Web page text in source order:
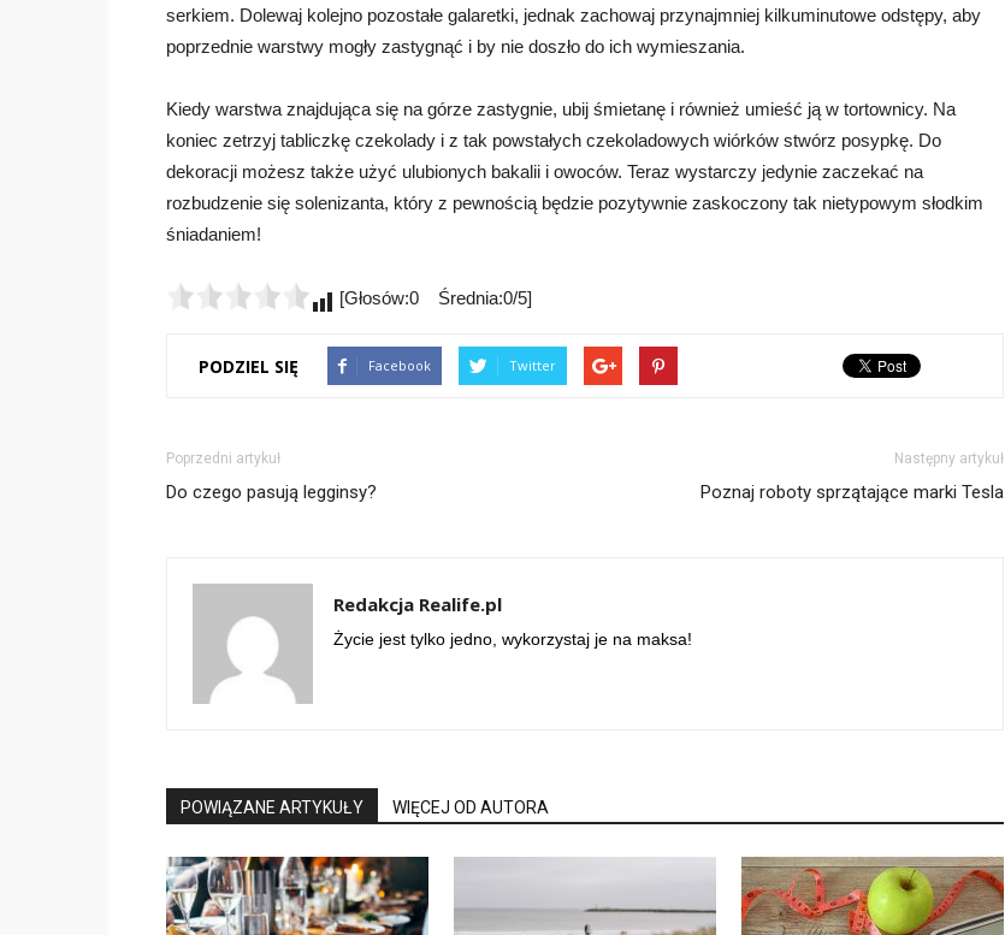
serkiem. Dolewaj kolejno pozostałe galaretki, jednak zachowaj przynajmniej kilkuminutowe odstępy, aby
poprzednie warstwy mogły zastygnąć i by nie doszło do ich wymieszania.
Kiedy warstwa znajdująca się na górze zastygnie, ubij śmietanę i również umieść ją w tortownicy. Na
koniec zetrzyj tabliczkę czekolady i z tak powstałych czekoladowych wiórków stwórz posypkę. Do
dekoracji możesz także użyć ulubionych bakalii i owoców. Teraz wystarczy jedynie zaczekać na
rozbudzenie się solenizanta, który z pewnością będzie pozytywnie zaskoczony tak nietypowym słodkim
śniadaniem!
[Głosów:0 Średnia:0/5]
PODZIEL SIĘ Facebook Twitter
Poprzedni artykuł
Do czego pasują legginsy?
Następny artykuł
Poznaj roboty sprzątające marki Tesla
Redakcja Realife.pl
Życie jest tylko jedno, wykorzystaj je na maksa!
POWIĄZANE ARTYKUŁY WIĘCEJ OD AUTORA